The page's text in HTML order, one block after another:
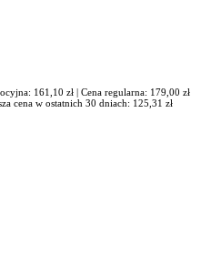
161,10 zł | Cena regularna: 179,00 zł
cena w ostatnich 30 dniach: 125,31 zł